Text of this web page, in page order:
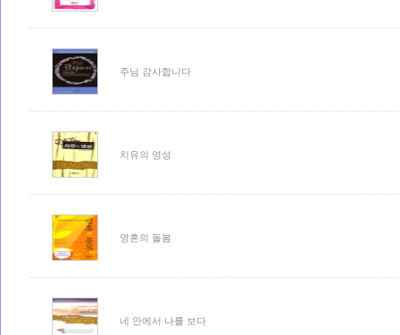
주님 감사합니다
치유의 영성
영혼의 돌봄
네 안에서 나를 보다